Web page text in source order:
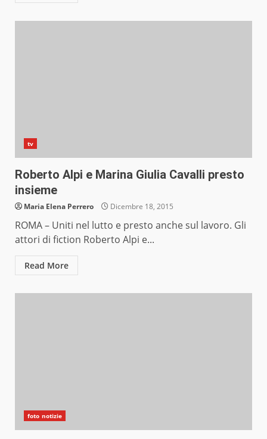
tv
Roberto Alpi e Marina Giulia Cavalli presto
insieme
Maria Elena Perrero Dicembre 18, 2015
ROMA – Uniti nel lutto e presto anche sul lavoro. Gli
attori di fiction Roberto Alpi e...
Read More
foto notizie